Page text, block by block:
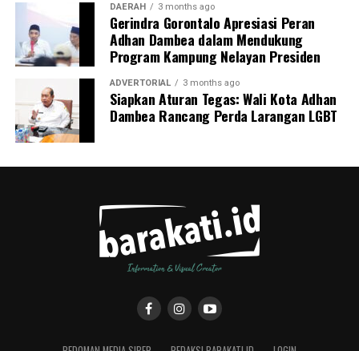
DAERAH 3 months ago
Gerindra Gorontalo Apresiasi Peran
Adhan Dambea dalam Mendukung
Program Kampung Nelayan Presiden
ADVERTORIAL 3 months ago
Siapkan Aturan Tegas: Wali Kota Adhan
Dambea Rancang Perda Larangan LGBT